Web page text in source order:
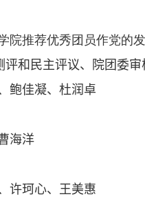
院推荐优秀团员作党的
评和民主评议、院团委
鲍佳凝、杜润卓
海洋
许珂心、 王美惠